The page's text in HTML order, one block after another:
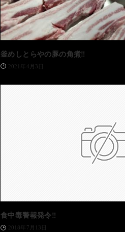
釜めしとらやの豚の角煮‼️
2021年4月3日
食中毒警報発令‼️
2018年7月13日